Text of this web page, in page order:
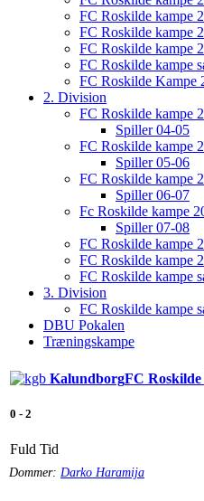
FC Roskilde kampe
FC Roskilde kampe
FC Roskilde kampe
FC Roskilde kampe
FC Roskilde Kampe
2. Division
FC Roskilde kampe
Spiller 04-05
FC Roskilde kampe
Spiller 05-06
FC Roskilde kampe
Spiller 06-07
Fc Roskilde kampe
Spiller 07-08
FC Roskilde kampe
FC Roskilde kampe
FC Roskilde kampe
3. Division
FC Roskilde kampe
DBU Pokalen
Træningskampe
KalundborgFC Roskilde
0 - 2
Fuld Tid
Dommer: Darko Haramija